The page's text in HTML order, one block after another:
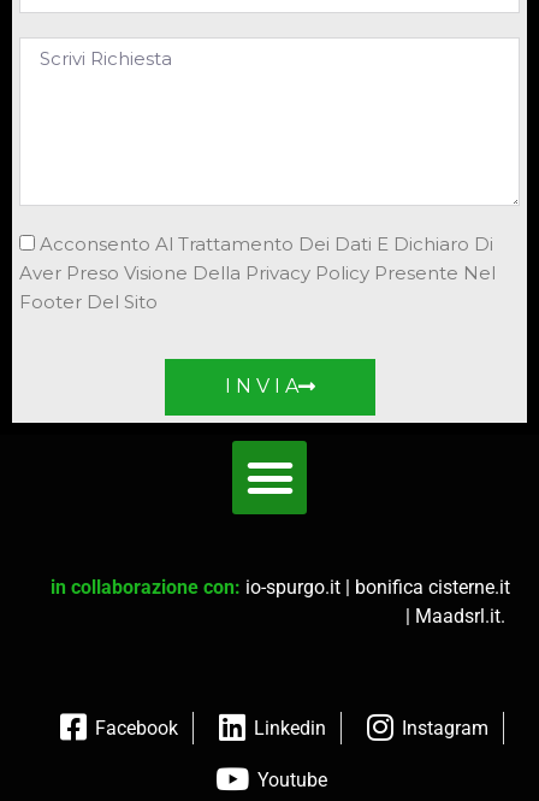
Acconsento Al Trattamento Dei Dati E Dichiaro Di
Aver Preso Visione Della Privacy Policy Presente Nel
Footer Del Sito
I N V I A
in collaborazione con: io-spurgo.it | bonifica cisterne.it
| Maadsrl.it.
Facebook Linkedin Instagram
Youtube